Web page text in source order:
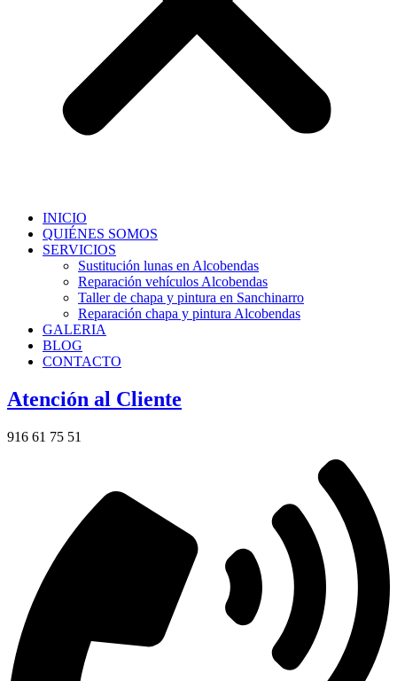
INICIO
QUIÉNES SOMOS
SERVICIOS
Sustitución lunas en Alcobendas
Reparación vehículos Alcobendas
Taller de chapa y pintura en Sanchinarro
Reparación chapa y pintura Alcobendas
GALERIA
BLOG
CONTACTO
Atención al Cliente
916 61 75 51